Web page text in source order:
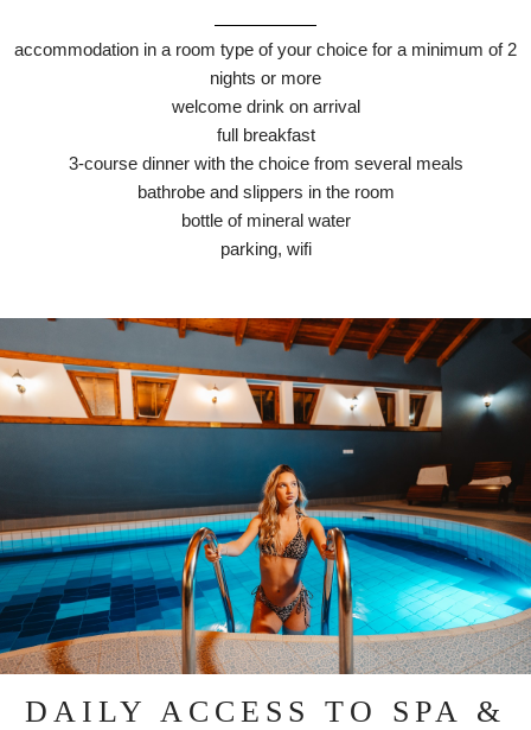
accommodation ​in a room type of your choice for a minimum of 2
nights or more
welcome drink on arrival
full breakfast
3-course dinner with the choice from several meals
bathrobe and slippers in the room
bottle of mineral water
parking, wifi
DAILY ACCESS TO SPA &